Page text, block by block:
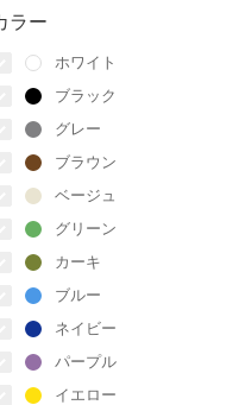
ラー
ホワイト
ブラック
グレー
ブラウン
ベージュ
グリーン
カーキ
ブルー
ネイビー
パープル
イエロー